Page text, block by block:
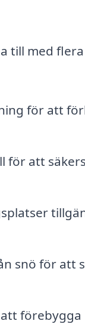
till med
för att
för att
snö för att
förebygga